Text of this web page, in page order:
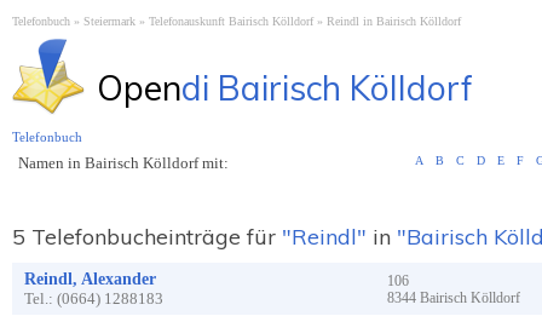
Telefonbuch Steiermark Telefonauskunft Bairisch Kölldorf Reindl in Bairisch Kölldorf
Opendi Bairisch Kölldorf
Namen in Bairisch Kölldorf mit: A B C D E F
5 Telefonbucheinträge für "Reindl" in "Bairisch
Reindl, Alexander
Tel.: (0664) 1288183
106
8344 Bairisch Kölldorf
Telefonbuch